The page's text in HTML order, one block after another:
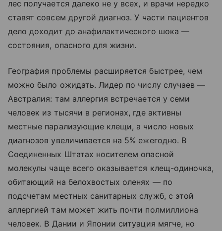
лес получается далеко не у всех, и врачи нередко
ставят совсем другой диагноз. У части пациентов
дело доходит до анафилактического шока —
состояния, опасного для жизни.
География проблемы расширяется быстрее, чем
можно было ожидать. Лидер по числу случаев —
Австралия: там аллергия встречается у семи
человек из тысячи в регионах, где активны
местные парализующие клещи, а число новых
диагнозов увеличивается на 5% ежегодно. В
Соединенных Штатах носителем опасной
молекулы чаще всего оказывается клещ-одиночка,
обитающий на белохвостых оленях — по
подсчетам местных санитарных служб, с этой
аллергией там может жить почти полмиллиона
человек. В Дании и Японии ситуация мягче, но